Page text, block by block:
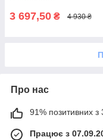
3 697,50 ₴ 4 930 ₴
Про нас
91% позитивних з
Працює з